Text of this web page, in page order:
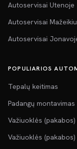
Autoservisai Utenoje
Autoservisai
Autoservisai
POPULIARIOS
Tepalų keitimas
Padangų montavimas
Važiuoklės
Važiuoklės